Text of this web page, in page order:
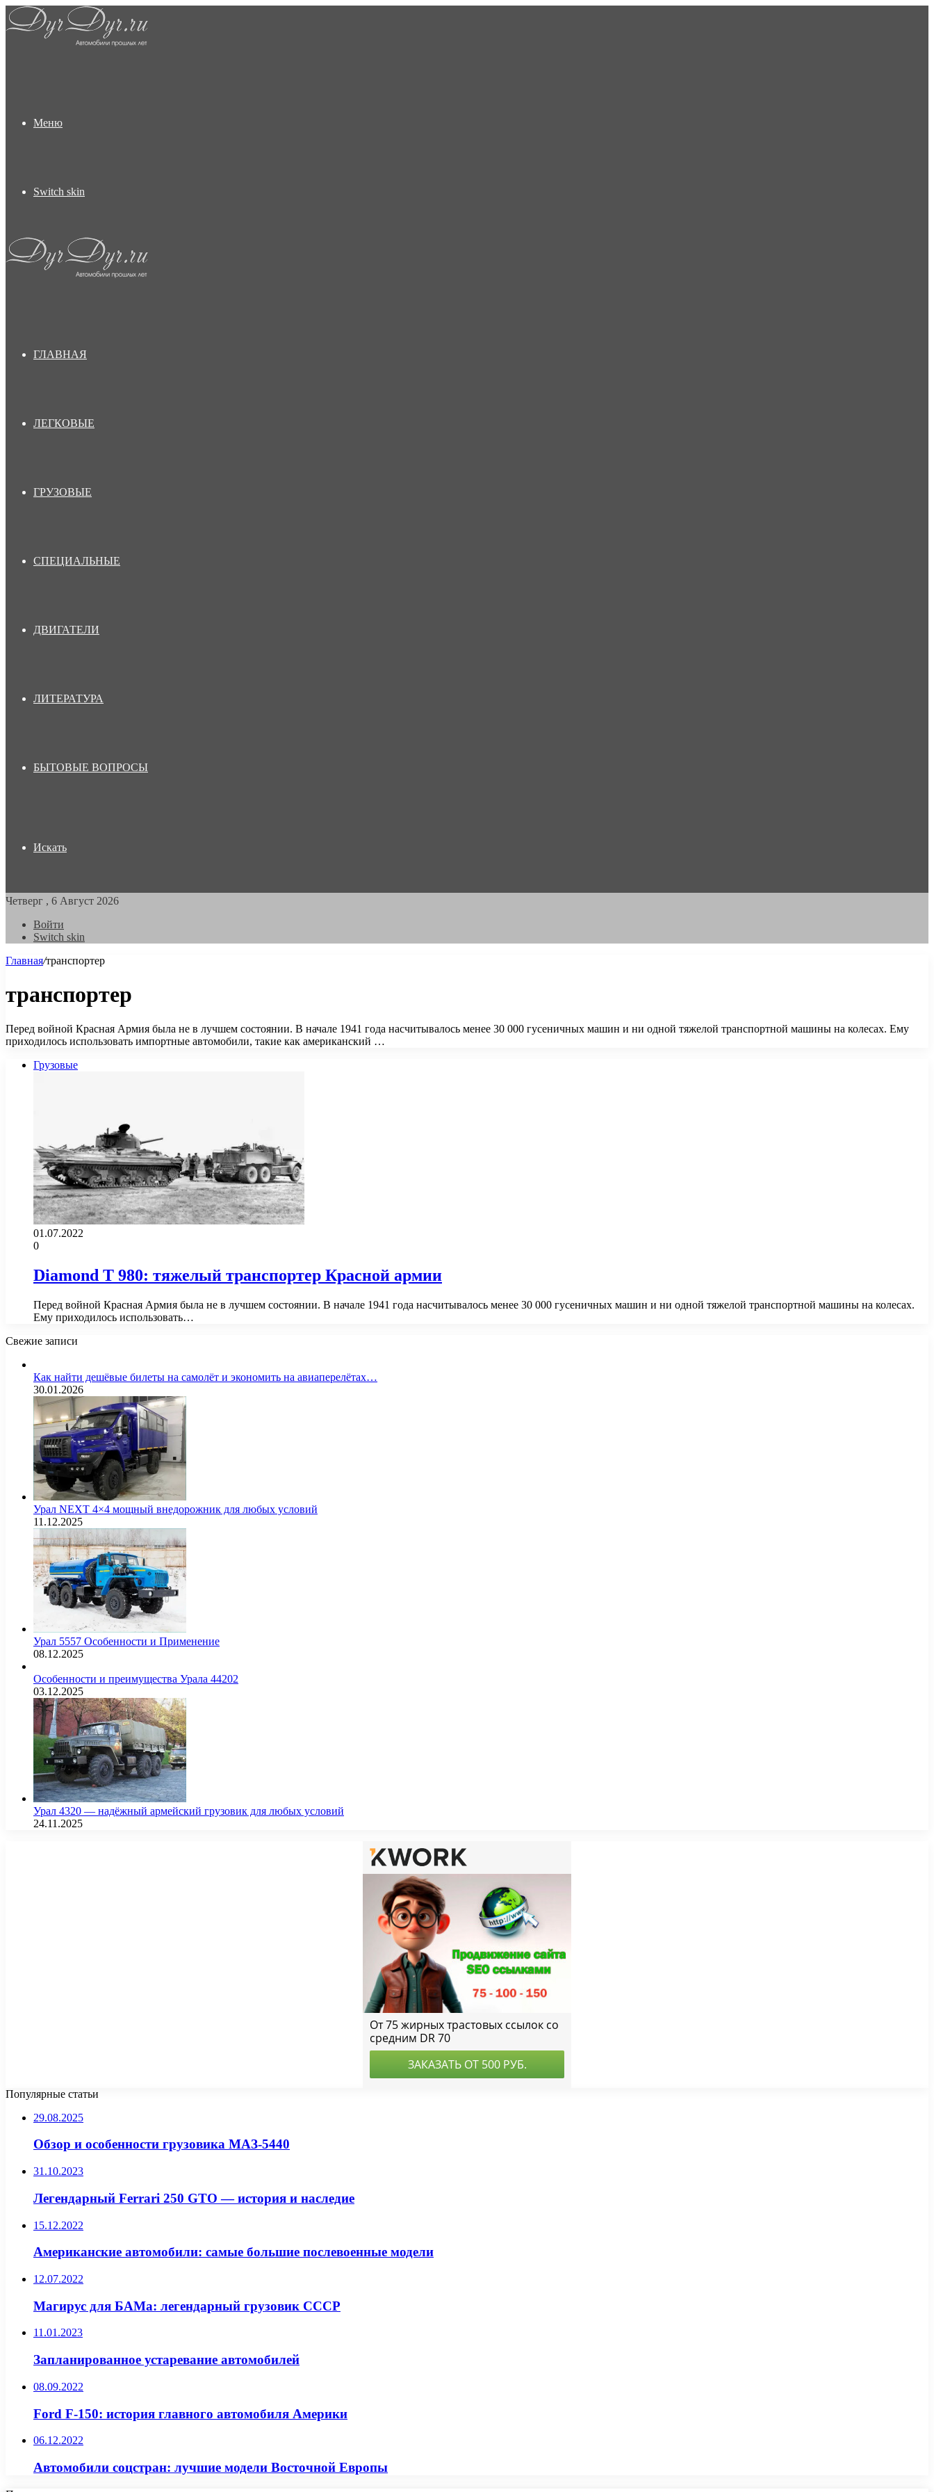
Меню
Switch skin
ГЛАВНАЯ
ЛЕГКОВЫЕ
ГРУЗОВЫЕ
СПЕЦИАЛЬНЫЕ
ДВИГАТЕЛИ
ЛИТЕРАТУРА
БЫТОВЫЕ ВОПРОСЫ
Искать
Четверг , 6 Август 2026
Войти
Switch skin
Главная/транспортер
транспортер
Перед войной Красная Армия была не в лучшем состоянии. В начале 1941 года насчитывалось менее 30 000 гусеничных машин и ни одной тяжелой транспортной машины на колесах. Ему
приходилось использовать импортные автомобили, такие как американский …
Грузовые
01.07.2022
0
Diamond T 980: тяжелый транспортер Красной армии
Перед войной Красная Армия была не в лучшем состоянии. В начале 1941 года насчитывалось менее 30 000 гусеничных машин и ни одной тяжелой транспортной машины на колесах.
Ему приходилось использовать…
Свежие записи
Как найти дешёвые билеты на самолёт и экономить на авиаперелётах…
30.01.2026
Урал NEXT 4×4 мощный внедорожник для любых условий
11.12.2025
Урал 5557 Особенности и Применение
08.12.2025
Особенности и преимущества Урала 44202
03.12.2025
Урал 4320 — надёжный армейский грузовик для любых условий
24.11.2025
Популярные статьи
29.08.2025
Обзор и особенности грузовика МАЗ-5440
31.10.2023
Легендарный Ferrari 250 GTO — история и наследие
15.12.2022
Американские автомобили: самые большие послевоенные модели
12.07.2022
Магирус для БАМа: легендарный грузовик СССР
11.01.2023
Запланированное устаревание автомобилей
08.09.2022
Ford F-150: история главного автомобиля Америки
06.12.2022
Автомобили соцстран: лучшие модели Восточной Европы